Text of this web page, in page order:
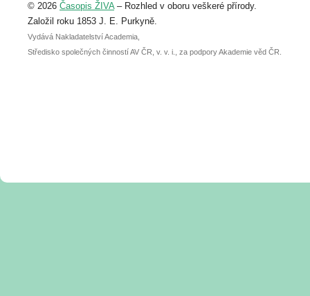
abstraktu přihlášené přednášky nebo
posteru je už 30. června.
© 2026 Časopis ŽIVA– Rozhled v oboru veškeré přírody.
Založil roku 1853 J. E. Purkyně.
Vydává Nakladatelství Academia,
Středisko společných činností AV ČR, v. v. i., za podpory Akademie věd ČR.